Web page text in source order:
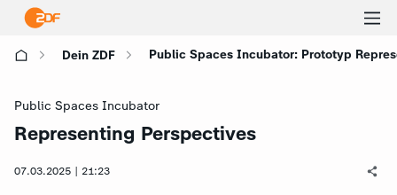
Dein ZDF Public Spaces Incubator: Prototyp
Public Spaces Incubator
:
Representing Perspectives
07.03.2025 | 21:23